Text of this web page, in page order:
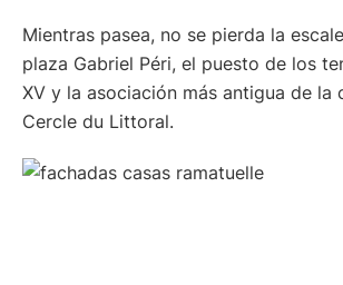
Mientras pasea, no se pierda la
plaza Gabriel Péri, el puesto de los
XV y la asociación más antigua de la
Cercle du Littoral.